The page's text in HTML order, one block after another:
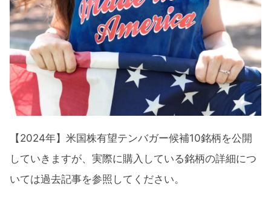
U（ユニティ）概要
AFRM（アファーム）概要
UPST（アップスタート）概要
COIN（コインベース）概要
MQ（マルケタ）概要
LAW（CSディスコ）概要
RIVN（リビアン）概要
【2024年】米国株有望テンバガー候補10銘柄を公開
していきますが、実際に購入している銘柄の詳細につ
いては過去記事を参照してください。